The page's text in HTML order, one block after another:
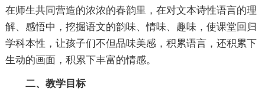
在师生共同营造的浓浓的春韵里，在对文本诗性语言的理
解、感悟中，挖掘语文的韵味、情味、趣味，使课堂回归
学科本性，让孩子们不但品味美感，积累语言，还积累下
生动的画面，积累下丰富的情感。
二、教学目标